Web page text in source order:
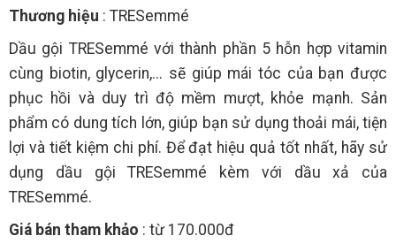
Thương hiệu : TRESemmé
Dầu gội TRESemmé với thành phần 5 hỗn hợp vitamin
cùng biotin, glycerin,... sẽ giúp mái tóc của bạn được
phục hồi và duy trì độ mềm mượt, khỏe mạnh. Sản
phẩm có dung tích lớn, giúp bạn sử dụng thoải mái, tiện
lợi và tiết kiệm chi phí. Để đạt hiệu quả tốt nhất, hãy sử
dụng dầu gội TRESemmé kèm với dầu xả của
TRESemmé.
Giá bán tham khảo : từ 170.000đ